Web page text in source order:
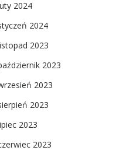
2024
2024
2023
2023
2023
2023
2023
2023